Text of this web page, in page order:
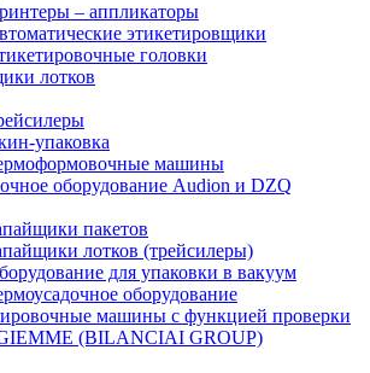
– аппликаторы
этикетировщики
головки
лотков
упаковка
машины
оборудование Audion и DZQ
пакетов
лотков (трейсилеры)
для упаковки в вакуум
оборудование
машины с функцией проверки
(BILANCIAI GROUP)